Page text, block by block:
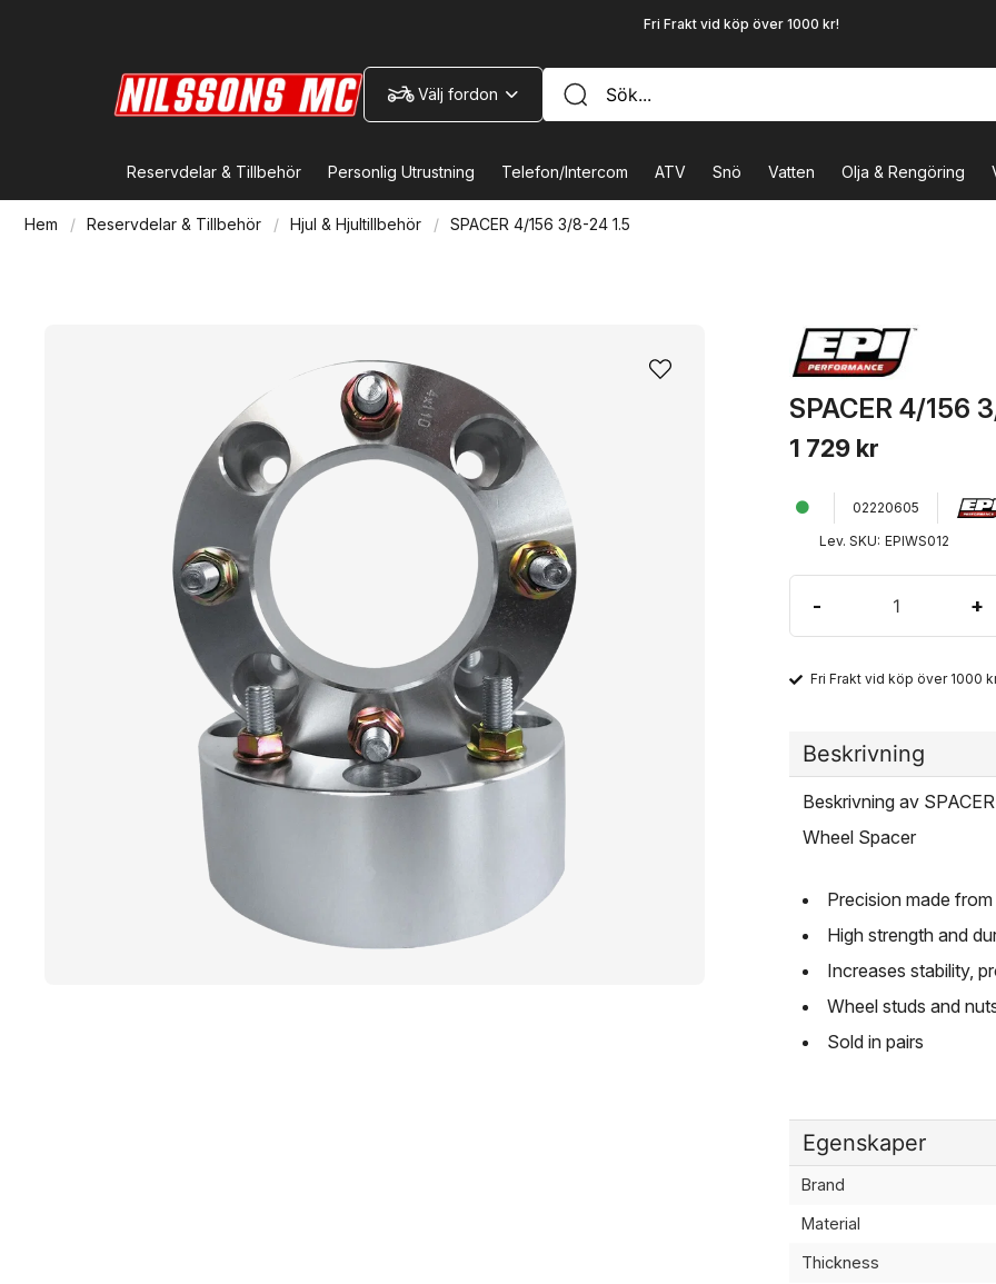
Fri Frakt vid köp över 1000 kr!
Välj fordon
Reservdelar & Tillbehör Personlig Utrustning Telefon/Intercom ATV Snö Vatten Olja & Rengöring
Hem Reservdelar & Tillbehör Hjul & Hjultillbehör SPACER 4/156 3/8-24 1.5
SPACER 4/156
1 729 kr
02220605
Lev. SKU: EPIWS012
- +
Fri Frakt vid köp över 1000
Beskrivning
Beskrivning av
Wheel Spacer
Precision made
High strength and
Increases stability,
Wheel studs and
Sold in pairs
Egenskaper
Brand
Material
Thickness